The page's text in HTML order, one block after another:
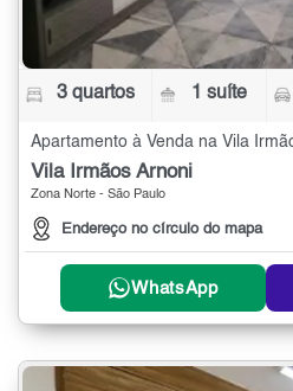
3 quartos 1 suíte
Vila Irmãos Arnoni
Zona Norte - São Paulo
Endereço no círculo do mapa
WhatsApp